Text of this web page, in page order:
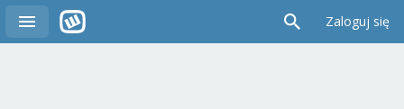
Zaloguj się